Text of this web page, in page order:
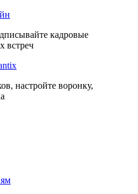
кадровые
встреч
настройте воронку,